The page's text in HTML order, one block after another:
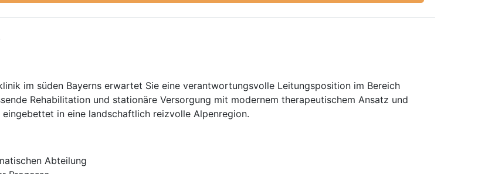
im süden Bayerns erwartet Sie eine verantwortungsvolle Leitungsposition im Bereich
Rehabilitation und stationäre Versorgung mit modernem therapeutischem Ansatz und
in eine landschaftlich reizvolle Alpenregion.
Abteilung